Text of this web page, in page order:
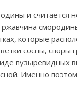
и считается
ржавчина
которые
сосны, споры
пузыревидных
Именно